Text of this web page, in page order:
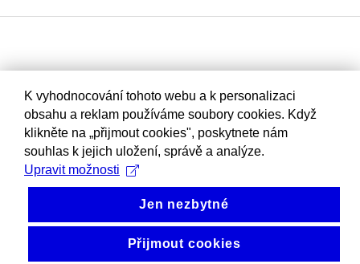
K vyhodnocování tohoto webu a k personalizaci
obsahu a reklam používáme soubory cookies. Když
klikněte na „přijmout cookies", poskytnete nám
souhlas k jejich uložení, správě a analýze.
Upravit možnosti
Jen nezbytné
Přijmout cookies